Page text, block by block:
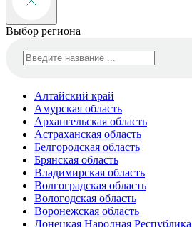
Выбор региона
Алтайский край
Амурская область
Архангельская область
Астраханская область
Белгородская область
Брянская область
Владимирская область
Волгоградская область
Вологодская область
Воронежская область
Донецкая Народная Республика